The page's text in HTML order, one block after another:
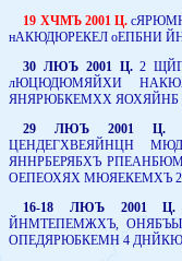
19 ХЧМЪ 2001 Ц.
нАКЮДЮРЕКЕЛ оЕПБНИ
30 ЛЮЪ 2001 Ц.2
лЮЦЮДЮМЯЙХИ
ЯНЯРЮБКЕМХХ ЯОХЯЙНБ
29 ЛЮЪ 2001 Ц.
ЦЕНДЕГХВЕЯЙНЦН
ЯННРБЕРЯБХЪ
ОЕПЕОХЯХ МЮЯЕКЕМХЪ
16-18 ЛЮЪ 2001 Ц.
ЙНМТЕПЕМЖХЪ,
ОПЕДЯРЮБКЕМН 4